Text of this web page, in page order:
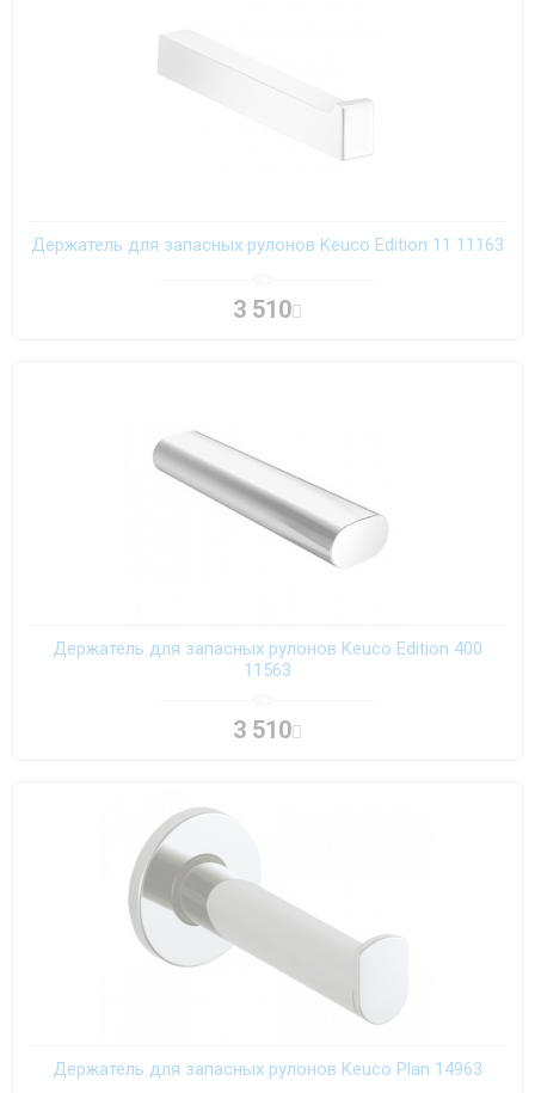
Держатель для запасных рулонов Keuco Edition 11 11163
3 510
Держатель для запасных рулонов Keuco Edition 400
11563
3 510
Держатель для запасных рулонов Keuco Plan 14963